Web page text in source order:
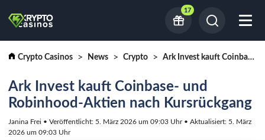
17
Crypto Casinos News Crypto Ark Invest kauft Coinbase- und Robinhood-Aktien nach Kursrückgang
Ark Invest kauft Coinbase- und
Robinhood-Aktien nach Kursrückgang
Janina Frei • Veröffentlicht: 5. März 2026 um 09:03 Uhr • Aktualisiert: 5. März
2026 um 09:03 Uhr